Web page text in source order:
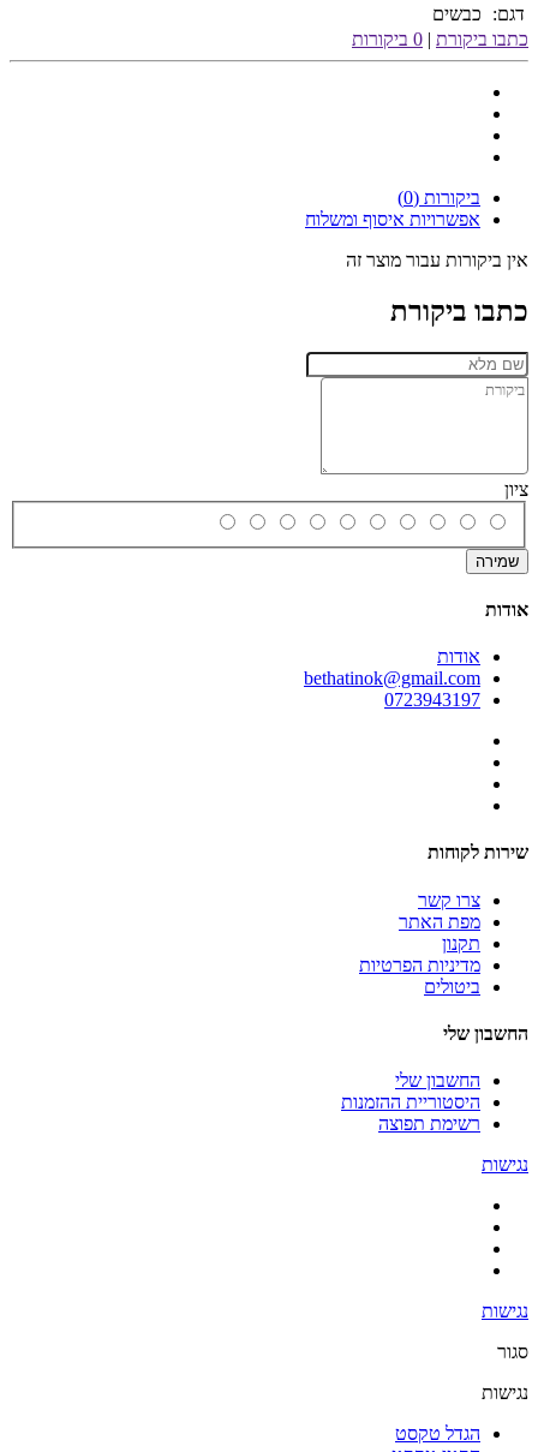
דגם:
כבשים
כתבו ביקורת | 0 ביקורות
ביקורות (0)
אפשרויות איסוף ומשלוח
אין ביקורות עבור מוצר זה
כתבו ביקורת
ציון
שמירה
אודות
אודות
bethatinok@gmail.com
0723943197
שירות לקוחות
צרו קשר
מפת האתר
תקנון
מדיניות הפרטיות
ביטולים
החשבון שלי
החשבון שלי
היסטוריית ההזמנות
רשימת תפוצה
נגישות
נגישות
סגור
נגישות
הגדל טקסט